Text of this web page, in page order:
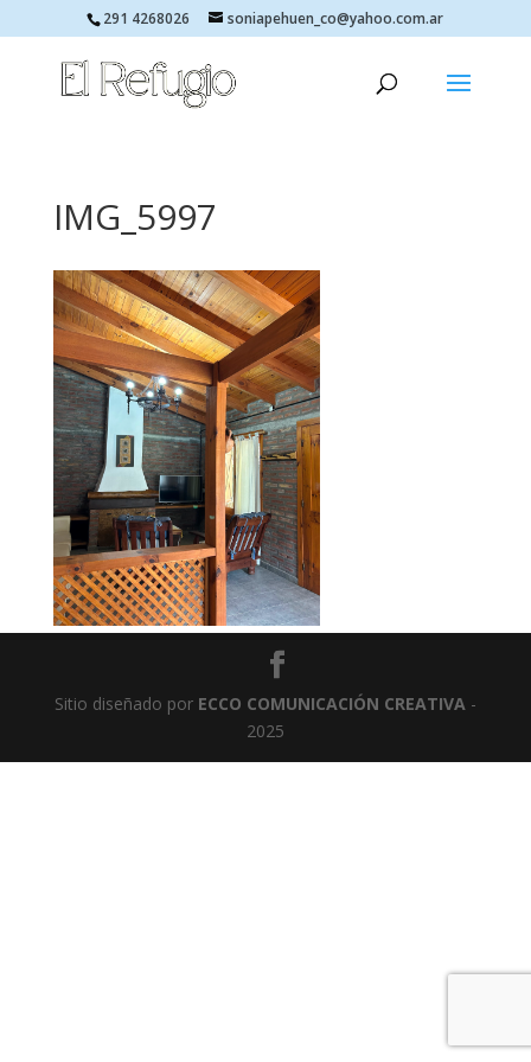
291 4268026 soniapehuen_co@yahoo.com.ar
IMG_5997
Sitio diseñado por ECCO COMUNICACIÓN CREATIVA-
2025